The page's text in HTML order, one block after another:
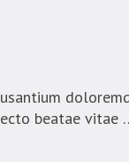
beatae vitae